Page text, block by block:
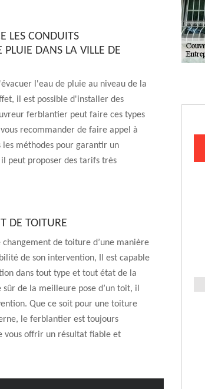
LES CONDUITS
DANS LA VILLE DE
l'eau de pluie au niveau de la
il est possible d'installer des
ferblantier peut faire ces types
recommander de faire appel à
les méthodes pour garantir un
peut proposer des tarifs très
DE TOITURE
de toiture d’une manière
de son intervention, Il est capable
dans tout type et tout état de la
de la meilleure pose d’un toit, il
Que ce soit pour une toiture
le ferblantier est toujours
vous offrir un résultat fiable et